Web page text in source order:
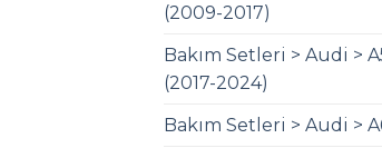
(2009-2017)
Bakım Setleri > Audi >
(2017-2024)
Bakım Setleri > Audi >